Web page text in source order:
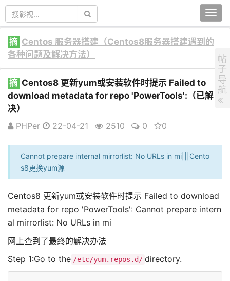
摘 Centos 服务器搭建（Centos8服务器搭建遇到的
各种问题及解决方法）
摘 Centos8 更新yum或安装软件时提示 Failed to
download metadata for repo 'PowerTools':（已解
决）
PHPer
22-04-21 2510 0 0
Cannot prepare internal mirrorlist: No URLs in mi|||Cento
s8更换yum源
Centos8 更新yum或安装软件时提示 Failed to download
metadata for repo 'PowerTools': Cannot prepare intern
al mirrorlist: No URLs in mi
网上查到了最终的解决办法
Step 1:Go to the /etc/yum.repos.d/ directory.
帖
子
导
航